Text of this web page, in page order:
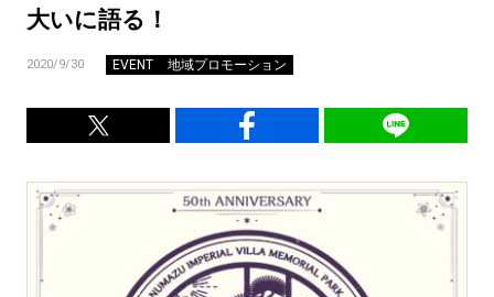
大いに語る！
2020/9/30 EVENT 地域プロモーション